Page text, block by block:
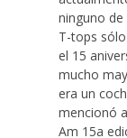
ninguno
T-tops
el 15
mucho
era un
mencionó
Am 15a